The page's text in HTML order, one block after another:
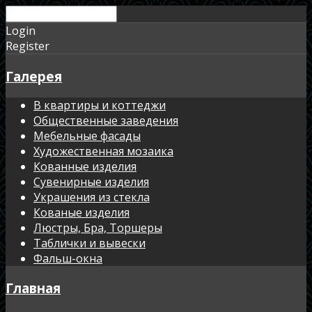
Login
Register
Галерея
В квартиры и коттеджи
Общественные заведения
Мебельные фасады
Художественная мозаика
Кованные изделия
Сувенирные изделия
Украшения из стекла
Кованые изделия
Люстры, Бра, Торшеры
Таблички и вывески
Фальш-окна
Главная